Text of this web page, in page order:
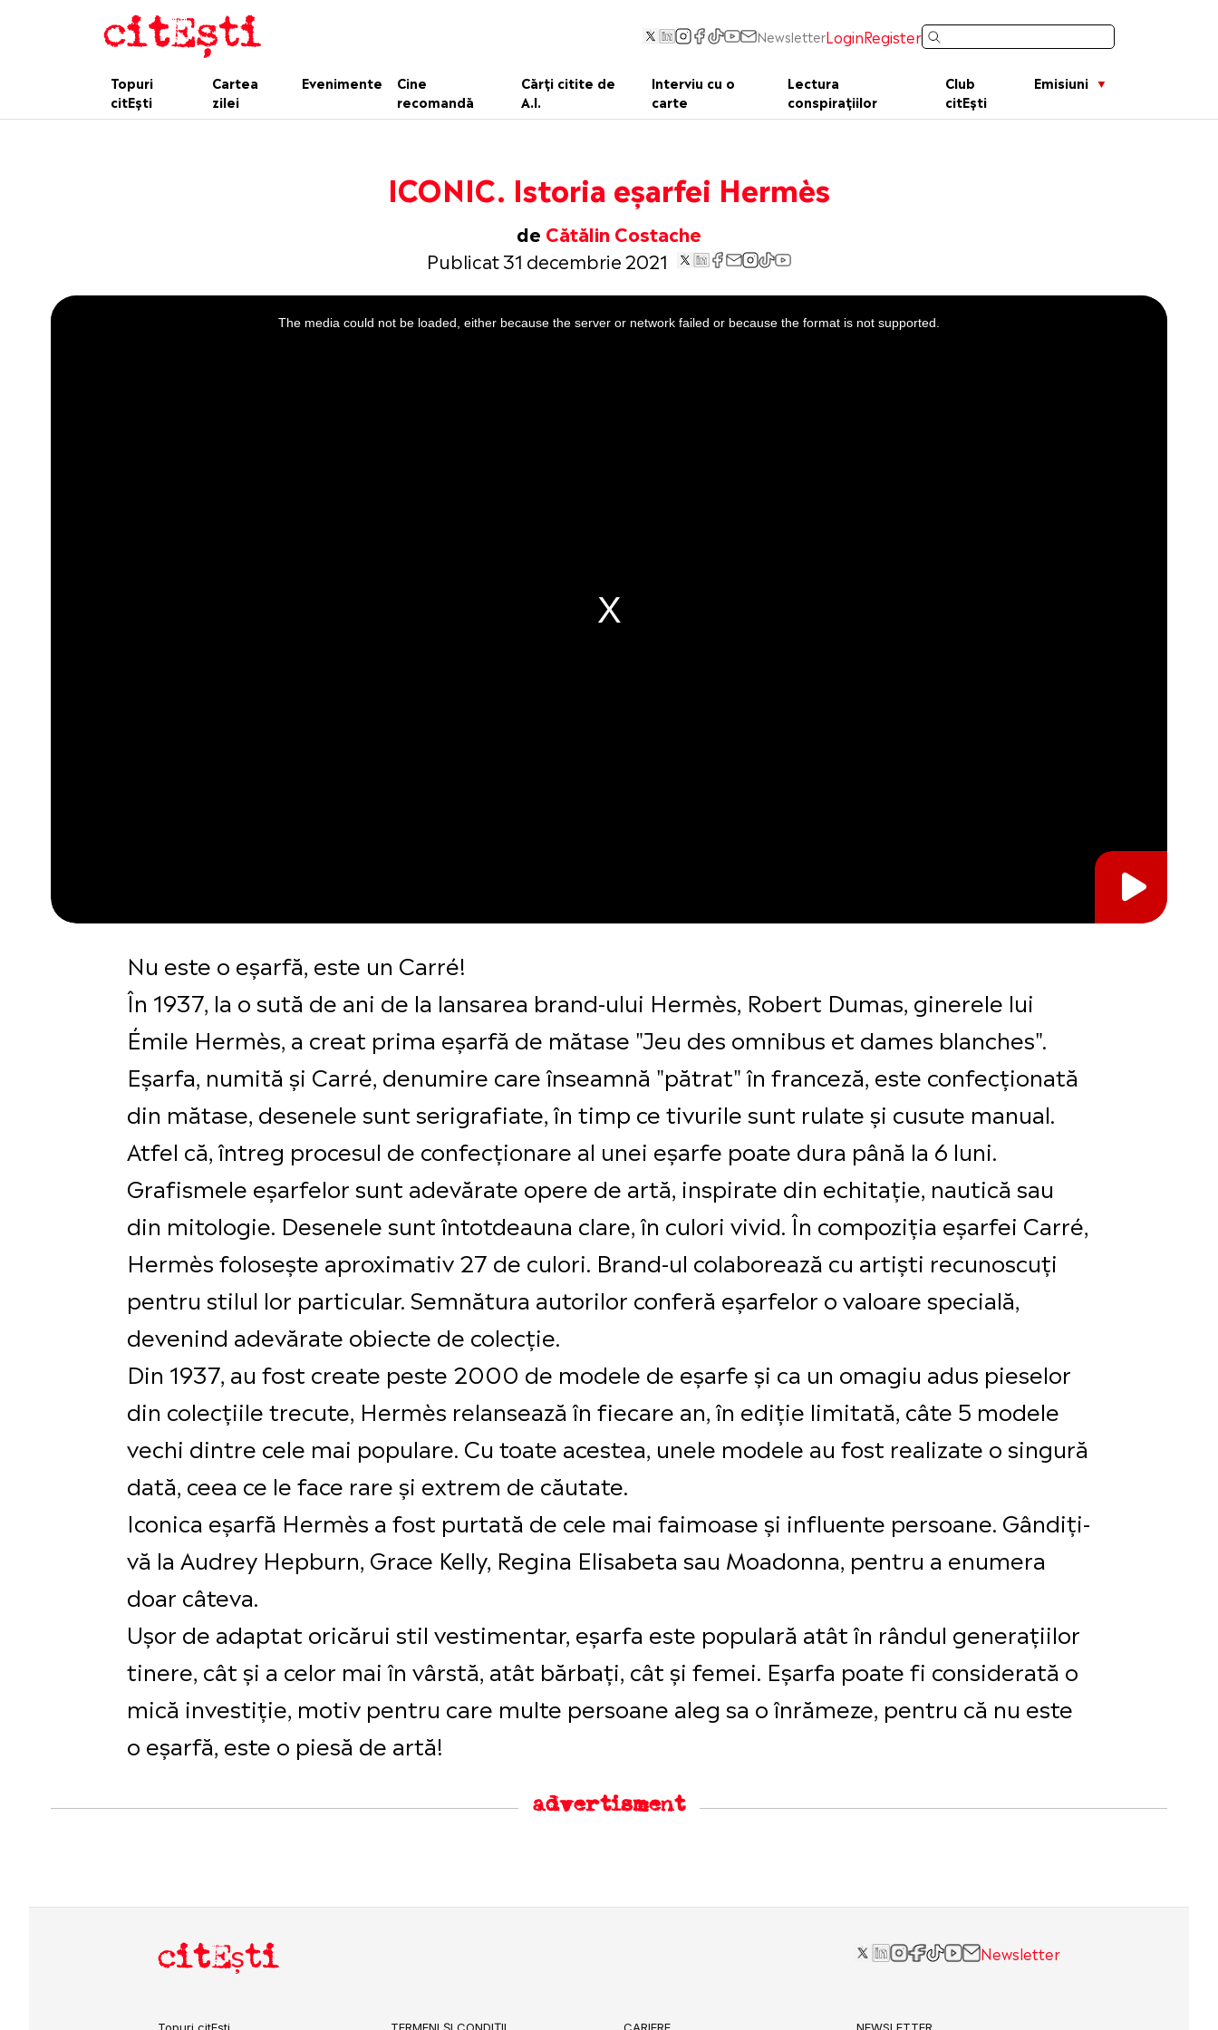
NewsletterLoginRegister
Topuri
citEști
Cartea
zilei
Evenimente
Cine
recomandă
Cărți citite de
A.I.
Interviu cu o
carte
Lectura
conspirațiilor
Club
citEști
Emisiuni
ICONIC. Istoria eșarfei Hermès
de Cătălin Costache
Publicat 31 decembrie 2021
This
is
a
The media could not be loaded, either because the server or network failed or because the format is not supported.
Nu este o eșarfă, este un Carré!
În 1937, la o sută de ani de la lansarea brand-ului Hermès, Robert Dumas, ginerele lui
Émile Hermès, a creat prima eșarfă de mătase "Jeu des omnibus et dames blanches".
Eșarfa, numită și Carré, denumire care înseamnă "pătrat" în franceză, este confecționată
din mătase, desenele sunt serigrafiate, în timp ce tivurile sunt rulate și cusute manual.
Atfel că, întreg procesul de confecționare al unei eșarfe poate dura până la 6 luni.
Grafismele eșarfelor sunt adevărate opere de artă, inspirate din echitație, nautică sau
din mitologie. Desenele sunt întotdeauna clare, în culori vivid. În compoziția eșarfei Carré,
Hermès folosește aproximativ 27 de culori. Brand-ul colaborează cu artiști recunoscuți
pentru stilul lor particular. Semnătura autorilor conferă eșarfelor o valoare specială,
devenind adevărate obiecte de colecție.
Din 1937, au fost create peste 2000 de modele de eșarfe și ca un omagiu adus pieselor
din colecțiile trecute, Hermès relansează în fiecare an, în ediție limitată, câte 5 modele
vechi dintre cele mai populare. Cu toate acestea, unele modele au fost realizate o singură
dată, ceea ce le face rare și extrem de căutate.
Iconica eșarfă Hermès a fost purtată de cele mai faimoase și influente persoane. Gândiți-
vă la Audrey Hepburn, Grace Kelly, Regina Elisabeta sau Moadonna, pentru a enumera
doar câteva.
Ușor de adaptat oricărui stil vestimentar, eșarfa este populară atât în rândul generațiilor
tinere, cât și a celor mai în vârstă, atât bărbați, cât și femei. Eșarfa poate fi considerată o
mică investiție, motiv pentru care multe persoane aleg sa o înrămeze, pentru că nu este
o eșarfă, este o piesă de artă!
advertisment
citEști Newsletter
Topuri citEști TERMENI ȘI CONDIȚII CARIERE NEWSLETTER